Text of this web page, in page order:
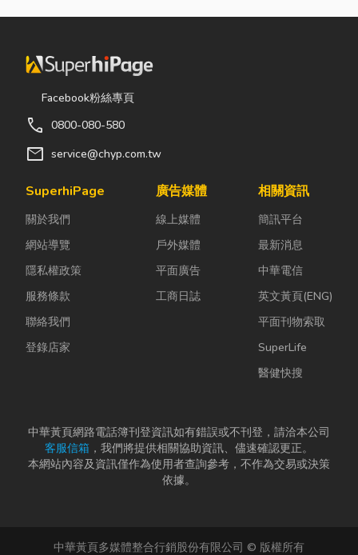
的工件。然
到少量多樣、
異形材或精密
棒材的訂單
往往需要耗費
大量時間拆裝
這時，車床子
雙手能快速更
換「專屬工
具」的...
相較於一般小
展現台東的人
聚會、公司聚
團體用餐，都
又充滿在地特
色的...
渣或積水，容
吸引白蟻、蛾
藏匿，不僅影
響環境整潔，
更可能...
Facebook粉絲專頁
call 0800-080-580
mail service@chyp.com.tw
SuperhiPage
關於我們
網站導覽
隱私權政策
服務條款
聯絡我們
登錄店家
廣告媒體
線上媒體
戶外媒體
平面廣告
工商日誌
相關資訊
簡訊平台
最新消息
中華電信
英文黃頁(ENG)
平面刊物索取
SuperLife
醫健快搜
中華黃頁網路電話簿刊登資訊如有錯誤或不刊登，請洽本公司
客服信箱 ，我們將提供相關協助資訊、儘速確認更正。
本網站內容及資訊僅作為使用者查詢參考，不作為交易或決策
依據。
中華黃頁多媒體整合行銷股份有限公司 © 版權所有